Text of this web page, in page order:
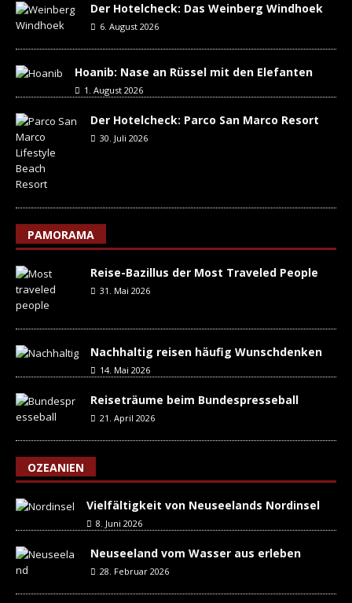
Der Hotelcheck: Das Weinberg Windhoek
6. August 2026
Hoanib: Nase an Rüssel mit den Elefanten
1. August 2026
Der Hotelcheck: Parco San Marco Resort
30. Juli 2026
PAMORAMA
Reise-Bazillus der Most Traveled People
31. Mai 2026
Nachhaltig reisen häufig Wunschdenken
14. Mai 2026
Reiseträume beim Bundespresseball
21. April 2026
OZEANIEN
Vielfältigkeit von Neuseelands Nordinsel
8. Juni 2026
Neuseeland vom Wasser aus erleben
28. Februar 2026